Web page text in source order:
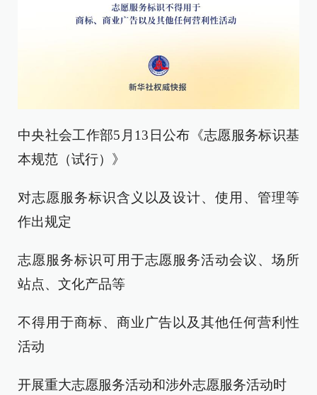
中央社会工作部5月13日公布《志愿服务标识基
本规范（试行）》
对志愿服务标识含义以及设计、使用、管理等
作出规定
志愿服务标识可用于志愿服务活动会议、场所
站点、文化产品等
不得用于商标、商业广告以及其他任何营利性
活动
开展重大志愿服务活动和涉外志愿服务活动时